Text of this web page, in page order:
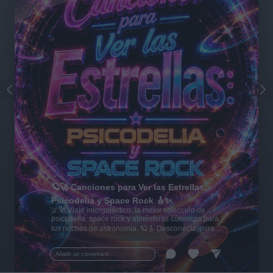
Añadir un comentario ...
🪐🚀 Canciones para Ver las Estrellas:
Psicodelia y Space Rock 🎸✨
🌌🚀 Viaje intergaláctico: la mejor selección de
psicodelia, space rock y atmósferas cósmicas para
tus noches de astronomía. 🪐🎸 Desconecta, mira
al firmamento y siente la gravedad cero. 💾 ¡Guarda
esta colección para tu próxima noche estrellada!
✨⭐